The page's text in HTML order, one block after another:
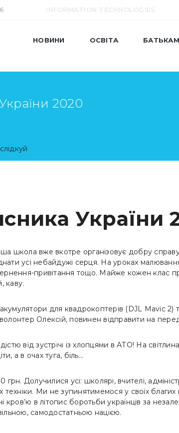
НОВИНИ ОСВІТА БАТЬКАМ
2020
України
школа вже вкотре організовує добру
усі небайдужі серця. На уроках
привітання тощо. Майже кожен клас
каву.
для квадрокоптерів (DJL Mavic
Олексій, повинен відправити на
від зустрічі із хлопцями в АТО! На
а в очах туга, біль…
грн. Долучилися усі: школярі, вчителі,
техніки. Ми не зупинятимемося у своїх благих
кров’ю в літопис боротьби українців за
самодостатньою нацією.